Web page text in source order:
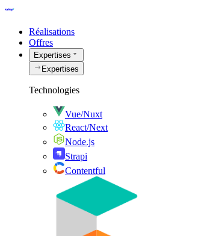
Réalisations
Offres
Expertises
Expertises
Technologies
Vue/Nuxt
React/Next
Node.js
Strapi
Contentful